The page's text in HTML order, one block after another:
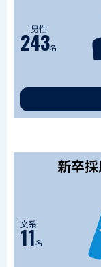
男性
243名
新卒
文系
11名